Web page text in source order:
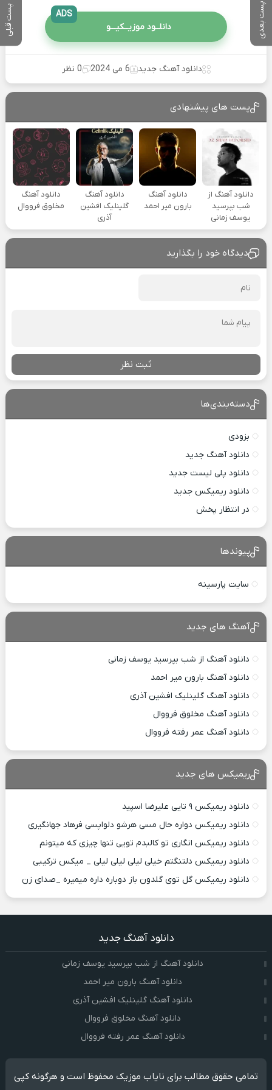
پست بعدی پست قبلی دانلــود موزیــکیـــو
ADS
دانلود آهنگ جدید 6 می 2024 0 نظر
پست های پیشنهادی
دانلود آهنگ از
شب بپرسید
یوسف زمانی
دانلود آهنگ
بارون میر احمد
دانلود آهنگ
گلینلیک افشین
آذری
دانلود آهنگ
مخلوق فرووال
دیدگاه خود را بگذارید
ثبت نظر
دسته‌بندی‌ها
بزودی
دانلود آهنگ جدید
دانلود پلی لیست جدید
دانلود ریمیکس جدید
در انتظار پخش
پیوندها
سایت پارسینه
آهنگ های جدید
دانلود آهنگ از شب بپرسید یوسف زمانی
دانلود آهنگ بارون میر احمد
دانلود آهنگ گلینلیک افشین آذری
دانلود آهنگ مخلوق فرووال
دانلود آهنگ عمر رفته فرووال
ریمیکس های جدید
دانلود ریمیکس ۹ تایی علیرضا اسپید
دانلود ریمیکس دواره حال مسی هرشو دلواپسی فرهاد جهانگیری
دانلود ریمیکس انگاری تو کالبدم تویی تنها چیزی که میتونم
دانلود ریمیکس دلتنگتم خیلی لیلی لیلی لیلی _ میکس ترکیبی
دانلود ریمیکس گل توی گلدون باز دوباره داره میمیره _صدای زن
دانلود آهنگ جدید
دانلود آهنگ از شب بپرسید یوسف زمانی
دانلود آهنگ بارون میر احمد
دانلود آهنگ گلینلیک افشین آذری
دانلود آهنگ مخلوق فرووال
دانلود آهنگ عمر رفته فرووال
تمامی حقوق مطالب برای نایاب موزیک محفوظ است و هرگونه کپی